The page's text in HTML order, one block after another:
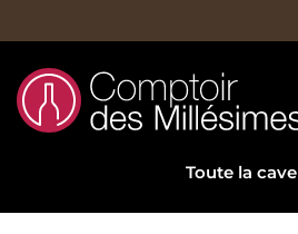
Toute la cave